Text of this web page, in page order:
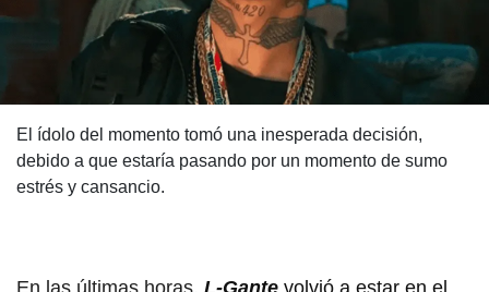
El ídolo del momento tomó una inesperada decisión,
debido a que estaría pasando por un momento de sumo
estrés y cansancio.